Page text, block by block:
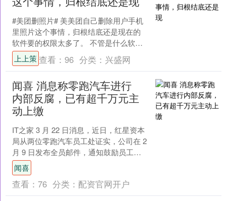
#美团删照片# 美美团自己删除用户手机
里照片这个事情，归根结底还是现在的
软件要的权限太多了。 不管是什么软
件，相册、录音、信息，甚至位置以及
通话记录，这些权限都....
上上策查看： 96 分类： 兴盛网
闻喜 消息称零跑汽车进行
内部反腐，已有超千万元主
动上缴
IT之家 3 月 22 日消息，近日，红星资本
局从两位零跑汽车员工处证实，公司在 2
月 9 日发布全员邮件，通知鼓励员工主
动上交过往违规所得，并设立为期一个
月....
闻喜
查看： 76 分类： 配资官网开户